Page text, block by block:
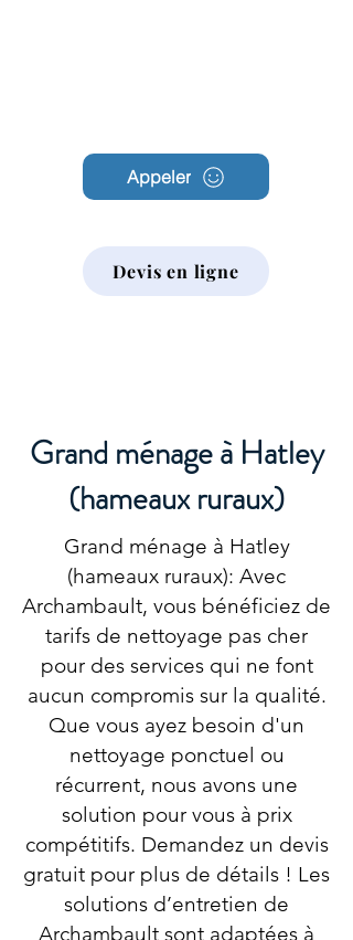
Appeler
Devis en ligne
Grand ménage à Hatley
(hameaux ruraux)
Grand ménage à Hatley
(hameaux ruraux): Avec
Archambault, vous bénéficiez de
tarifs de nettoyage pas cher
pour des services qui ne font
aucun compromis sur la qualité.
Que vous ayez besoin d'un
nettoyage ponctuel ou
récurrent, nous avons une
solution pour vous à prix
compétitifs. Demandez un devis
gratuit pour plus de détails ! Les
solutions d’entretien de
Archambault sont adaptées à